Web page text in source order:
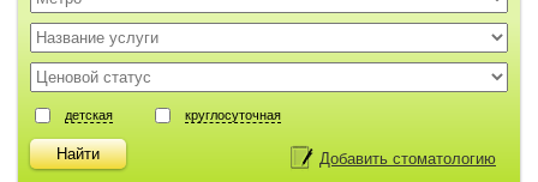
детская круглосуточная
Добавить стоматологию